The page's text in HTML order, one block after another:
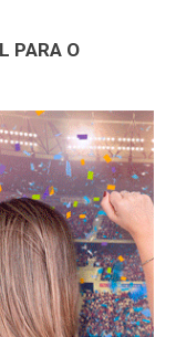
PARA O